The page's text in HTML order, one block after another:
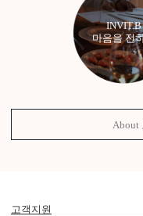
INVIT.B
마음을 전
About
고객지원